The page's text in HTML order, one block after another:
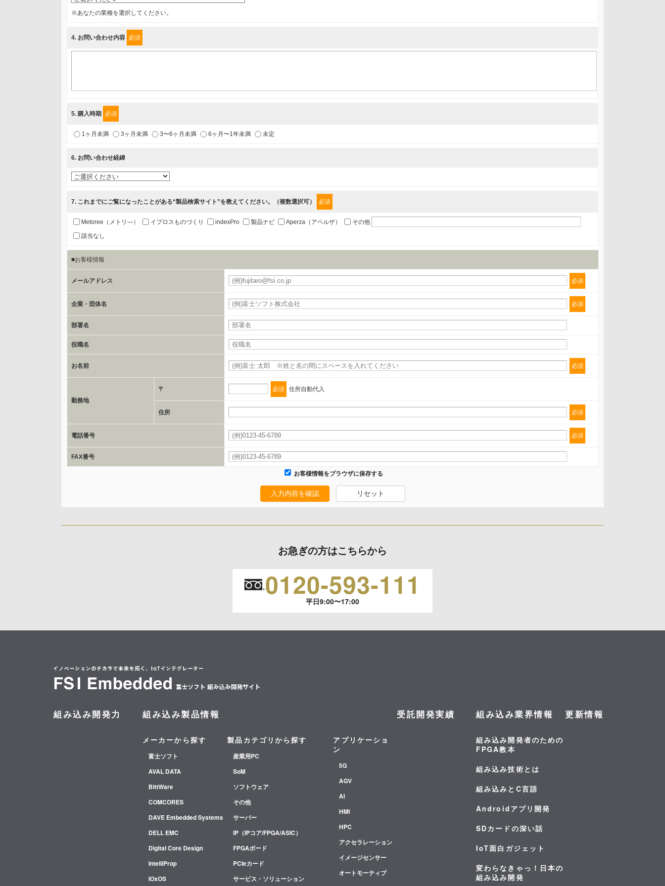
1.当社が取り扱う商品・サービスに関するご案内
2.当社が開催（主催・共催・協賛）するセミナーなど、各種イベントのお知らせ
第三者提供の有無
あり
a.個人情報の提供・利用目的
当該企業/団体のサービス等のご案内及び当該企業/団体からの情報を提供するため
b.第三者に提供される個人データの項目
お客様のご氏名、フリガナ、企業・団体名、部署名、役職、郵便番号、住所、電話番号、FAX番号、メールアドレス
書類の送付又は電子的な方法
当社とイベント/セミナーを共同で開催する企業/団体
e.個人情報取り扱いに関する契約
当社と当該企業/団体とは、個人情報取扱に関する覚書の締結を行います。
委託の有無
保有個人データの開示等および問合わせ窓口について
ご本人からの求めにより、当社が保有する保有個人データの利用目的の通知、開示、内容の訂正、追加または削除、利用の停止、消去および 第三者への提供の停止（「開示等」といいます。）に
応じます。
開示等のご請求は、下記お問い合わせ先窓口へご連絡願います。
情報提供は任意ですが、情報を提供しなかった場合、情報の項目によってはお問い合わせ等に
※あなたの業種を選択してください。
4. お問い合わせ内容 必須
5. 購入時期 必須
1ヶ月未満 3ヶ月未満 3〜6ヶ月未満 6ヶ月〜1年未満 未定
6. お問い合わせ経緯
7. これまでにご覧になったことがある“製品検索サイト”を教えてください。（複数選択可） 必須
Metoree（メトリ―） イプロスものづくり indexPro 製品ナビ Aperza（アペルザ）
その他
該当なし
■お客様情報
メールアドレス 必須
企業・団体名 必須
部署名
役職名
お名前 必須
勤務地
〒 必須 住所自動代入
住所 必須
電話番号 必須
FAX番号
お客様情報をブラウザに保存する
入力内容を確認 リセット
お急ぎの方はこちらから
0120-593-111
平日9:00〜17:00
組み込み開発力 組み込み製品情報
メーカーから探す
富士ソフト
AVAL DATA
BittWare
COMCORES
DAVE Embedded Systems
DELL EMC
Digital Core Design
IntelliProp
IOxOS
製品カテゴリから探す
産業用PC
SoM
ソフトウェア
その他
サーバー
IP（IPコア/FPGA/ASIC）
FPGAボード
PCIeカード
サービス・ソリューション
アプリケーショ
ン
5G
AGV
AI
HMI
HPC
アクセラレーション
イメージセンサー
オートモーティブ
受託開発実績 組み込み業界情報
組み込み開発者のための
FPGA教本
組み込み技術とは
組み込みとC言語
Androidアプリ開発
SDカードの深い話
IoT面白ガジェット
変わらなきゃっ！日本の
組み込み開発
更新情報